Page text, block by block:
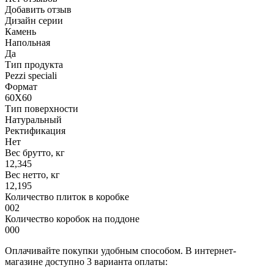
Добавить отзыв
Дизайн серии
Камень
Напольная
Да
Тип продукта
Pezzi speciali
Формат
60X60
Тип поверхности
Натуральный
Ректификация
Нет
Вес брутто, кг
12,345
Вес нетто, кг
12,195
Количество плиток в коробке
002
Количество коробок на поддоне
000
Оплачивайте покупки удобным способом. В интернет-
магазине доступно 3 варианта оплаты: